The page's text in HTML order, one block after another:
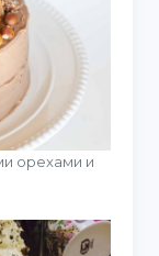
орехами и